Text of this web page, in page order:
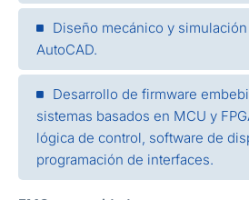
Diseño mecánico y
AutoCAD.
Desarrollo de firmware
sistemas basados en MCU y
lógica de control, software de
programación de interfaces.